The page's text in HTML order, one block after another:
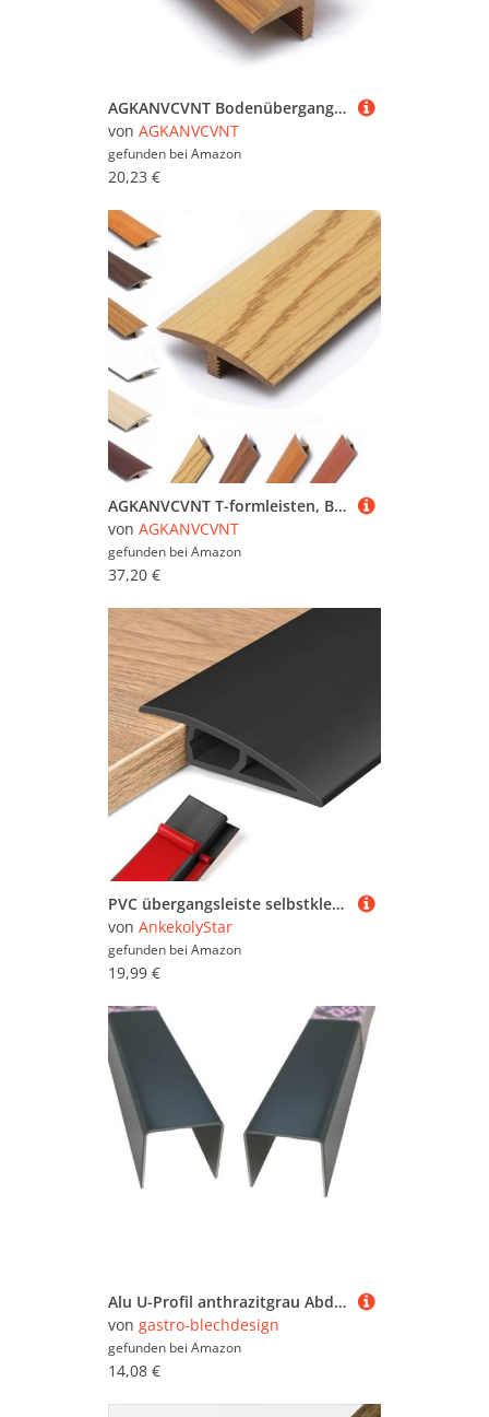
AGKANVCVNT Bodenübergangsleiste Selbstklebend 40mm Breite T-Profil Übergangsschiene Übergangsprofil Von Holz Zu Fliesen, PVC Türschwellen Leiste, Glatt, Leicht, 6 Stück(Teak,1 Pcs)
von AGKANVCVNT
gefunden bei Amazon
20,23 €
AGKANVCVNT T-formleisten, Bodenübergangsstreifen Selbstklebend, PVC Übergangsprofil 40mm Breit Zuschneidbare, Zierleisten Und Bodenübergangsstreifen, Holz Maserungs, 6 Stück(Oak,6 Pcs)
von AGKANVCVNT
gefunden bei Amazon
37,20 €
PVC übergangsleiste selbstklebend, übergangsprofil höhenausgleich, übergangsprofil für Parkettböden Laminate Schwellen
von AnkekolyStar
gefunden bei Amazon
19,99 €
Alu U-Profil anthrazitgrau Abdeckprofil aus 0,8mm Aluminium grau RAL 7016 Einfassprofil Kantenprofil Abschlussprofil Aluminiumschienen Aluschiene Schenkelinnenmaß: 20 x 65 x 20 mm Länge: 1000 mm
von gastro-blechdesign
gefunden bei Amazon
14,08 €